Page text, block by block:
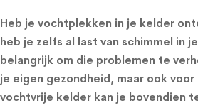
Heb je vochtplekken in je kelder
heb je zelfs al last van schimmel in
belangrijk om die problemen te
je eigen gezondheid, maar ook voor
vochtvrije kelder kan je bovendien